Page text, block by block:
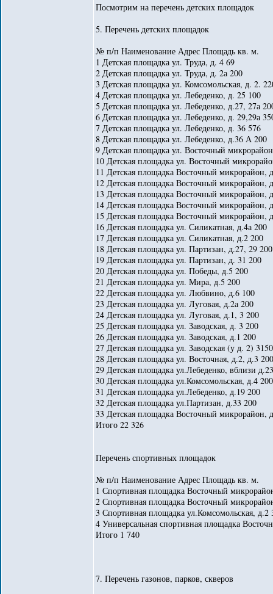
Посмотрим на перечень детских площадок
5. Перечень детских площадок
№ п/п Наименование Адрес Площадь кв. м.
1 Детская площадка ул. Труда, д. 4 69
2 Детская площадка ул. Труда, д. 2а 200
3 Детская площадка ул. Комсомольская, д. 2.
4 Детская площадка ул. Лебеденко, д. 25 100
5 Детская площадка ул. Лебеденко, д.27, 27а
6 Детская площадка ул. Лебеденко, д. 29,29а
7 Детская площадка ул. Лебеденко, д. 36 576
8 Детская площадка ул. Лебеденко, д.36 А 200
9 Детская площадка ул. Восточный
10 Детская площадка ул. Восточный
11 Детская площадка Восточный микрорайон,
12 Детская площадка Восточный микрорайон,
13 Детская площадка Восточный микрорайон,
14 Детская площадка Восточный микрорайон,
15 Детская площадка Восточный микрорайон,
16 Детская площадка ул. Силикатная, д.4а 200
17 Детская площадка ул. Силикатная, д.2 200
18 Детская площадка ул. Партизан, д.27, 29 200
19 Детская площадка ул. Партизан, д. 31 200
20 Детская площадка ул. Победы, д.5 200
21 Детская площадка ул. Мира, д.5 200
22 Детская площадка ул. Любвино, д.6 100
23 Детская площадка ул. Луговая, д.2а 200
24 Детская площадка ул. Луговая, д.1, 3 200
25 Детская площадка ул. Заводская, д. 3 200
26 Детская площадка ул. Заводская, д.1 200
27 Детская площадка ул. Заводская (у д. 2) 3150
28 Детская площадка ул. Восточная, д.2, д.3 200
29 Детская площадка ул.Лебеденко, вблизи
30 Детская площадка ул.Комсомольская, д.4 200
31 Детская площадка ул.Лебеденко, д.19 200
32 Детская площадка ул.Партизан, д.33 200
33 Детская площадка Восточный микрорайон,
Итого 22 326
Перечень спортивных площадок
№ п/п Наименование Адрес Площадь кв. м.
1 Спортивная площадка Восточный
2 Спортивная площадка Восточный
3 Спортивная площадка ул.Комсомольская, д.2
4 Универсальная спортивная площадка
Итого 1 740
7. Перечень газонов, парков, скверов